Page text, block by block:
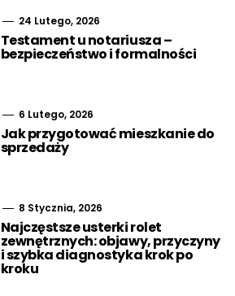
24 Lutego, 2026
Testament u notariusza –
bezpieczeństwo i formalności
6 Lutego, 2026
Jak przygotować mieszkanie do
sprzedaży
8 Stycznia, 2026
Najczęstsze usterki rolet
zewnętrznych: objawy, przyczyny
i szybka diagnostyka krok po
kroku